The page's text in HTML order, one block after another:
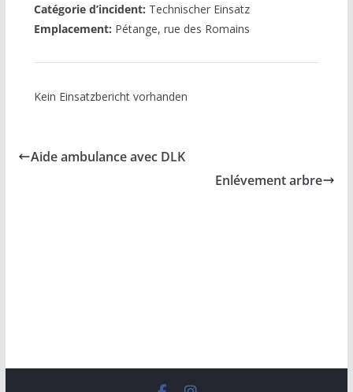
Catégorie d’incident: Technischer Einsatz
Emplacement: Pétange, rue des Romains
Kein Einsatzbericht vorhanden
Aide ambulance avec DLK
Enlévement arbre